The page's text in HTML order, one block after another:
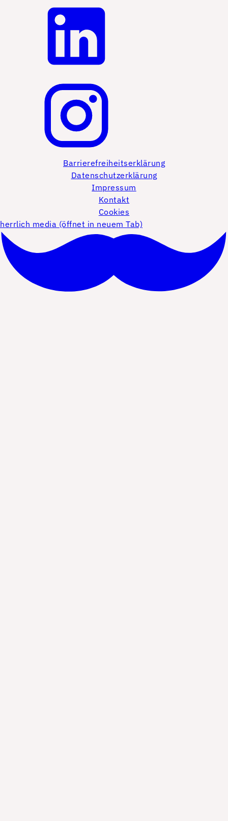
Barrierefreiheitserklärung
Datenschutzerklärung
Impressum
Kontakt
Cookies
herrlich media (öffnet in neuem Tab)